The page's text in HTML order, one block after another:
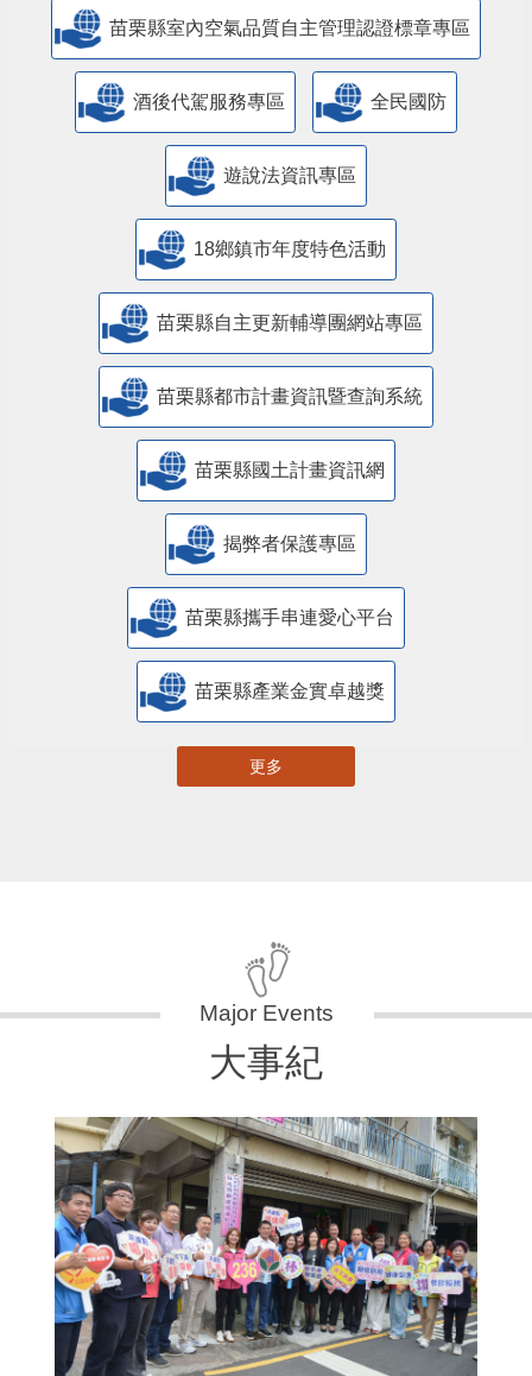
苗栗縣室內空氣品質自主管理認證標章專區
酒後代駕服務專區 全民國防
遊說法資訊專區
18鄉鎮市年度特色活動
苗栗縣自主更新輔導團網站專區
苗栗縣都市計畫資訊暨查詢系統
苗栗縣國土計畫資訊網
揭弊者保護專區
苗栗縣攜手串連愛心平台
苗栗縣產業金實卓越獎
更多
大事紀